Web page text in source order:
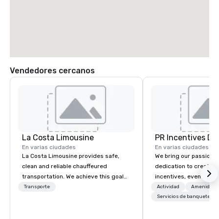
Vendedores cercanos
La Costa Limousine
En varias ciudades
La Costa Limousine provides safe,
clean and reliable chauffeured
transportation. We achieve this goal
with highly trained chauffeurs, the
Transporte
PR Incentives
En varias ciudades
We bring our passion,
dedication to create
incentives, events,
meetings, product
luxury travel
Actividad
Servicios de banquetes